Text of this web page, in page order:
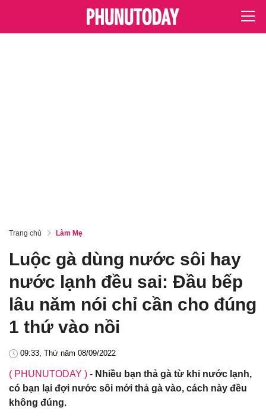
Trang chủ Làm Mẹ
Luộc gà dùng nước sôi hay
nước lạnh đều sai: Đầu bếp
lâu năm nói chỉ cần cho đúng
1 thứ vào nồi
09:33, Thứ năm 08/09/2022
( PHUNUTODAY ) - Nhiều bạn thả gà từ khi nước lạnh,
có bạn lại đợi nước sôi mới thả gà vào, cách này đều
không đúng.